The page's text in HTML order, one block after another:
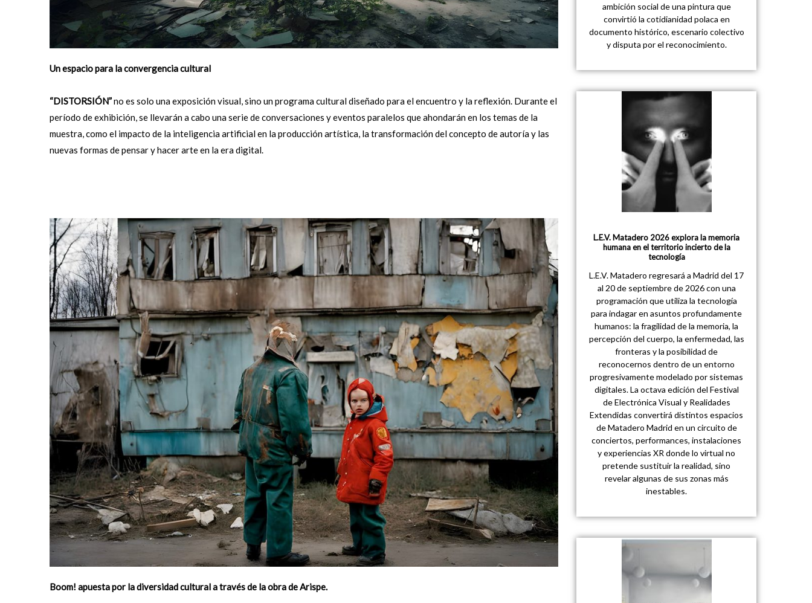
Un espacio para la convergencia cultural
“DISTORSIÓN”no es solo una exposición visual, sino un programa cultural diseñado para el encuentro y la reflexión. Durante el
período de exhibición, se llevarán a cabo una serie de conversaciones y eventos paralelos que ahondarán en los temas de la
muestra, como el impacto de la inteligencia artificial en la producción artística, la transformación del concepto de autoría y las
nuevas formas de pensar y hacer arte en la era digital.
Boom! apuesta por la diversidad cultural a través de la obra de Arispe.
ambición social de una pintura que
convirtió la cotidianidad polaca en
documento histórico, escenario colectivo
y disputa por el reconocimiento.
L.E.V. Matadero 2026 explora la memoria
humana en el territorio incierto de la
tecnología
L.E.V. Matadero regresará a Madrid del 17
al 20 de septiembre de 2026 con una
programación que utiliza la tecnología
para indagar en asuntos profundamente
humanos: la fragilidad de la memoria, la
percepción del cuerpo, la enfermedad, las
fronteras y la posibilidad de
reconocernos dentro de un entorno
progresivamente modelado por sistemas
digitales. La octava edición del Festival
de Electrónica Visual y Realidades
Extendidas convertirá distintos espacios
de Matadero Madrid en un circuito de
conciertos, performances, instalaciones
y experiencias XR donde lo virtual no
pretende sustituir la realidad, sino
revelar algunas de sus zonas más
inestables.